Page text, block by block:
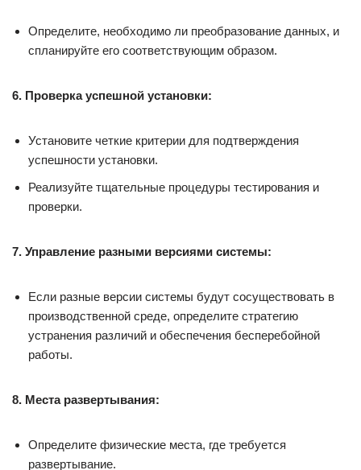
Определите, необходимо ли преобразование данных, и
спланируйте его соответствующим образом.
6. Проверка успешной установки:
Установите четкие критерии для подтверждения
успешности установки.
Реализуйте тщательные процедуры тестирования и
проверки.
7. Управление разными версиями системы:
Если разные версии системы будут сосуществовать в
производственной среде, определите стратегию
устранения различий и обеспечения бесперебойной
работы.
8. Места развертывания:
Определите физические места, где требуется
развертывание.